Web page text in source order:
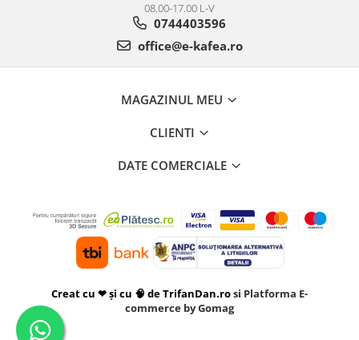
08.00-17.00 L-V
0744403596
office@e-kafea.ro
MAGAZINUL MEU
CLIENTI
DATE COMERCIALE
Creat cu ❤ și cu 🧠 de TrifanDan.rosi Platforma E-
commerce by Gomag